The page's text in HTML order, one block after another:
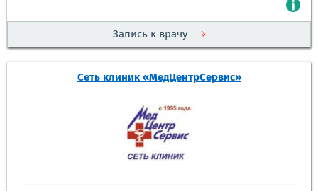
Запись к врачу
Сеть клиник «МедЦентрСервис»